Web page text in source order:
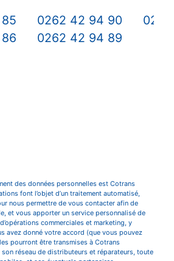
0262 42 94 90
0262 42 94 89
des données personnelles est Cotrans
font l’objet d’un traitement automatisé,
nous permettre de vous contacter afin de
et vous apporter un service personnalisé de
commerciales et marketing, y
avez donné votre accord (que vous pouvez
pourront être transmises à Cotrans
réseau de distributeurs et réparateurs, toute